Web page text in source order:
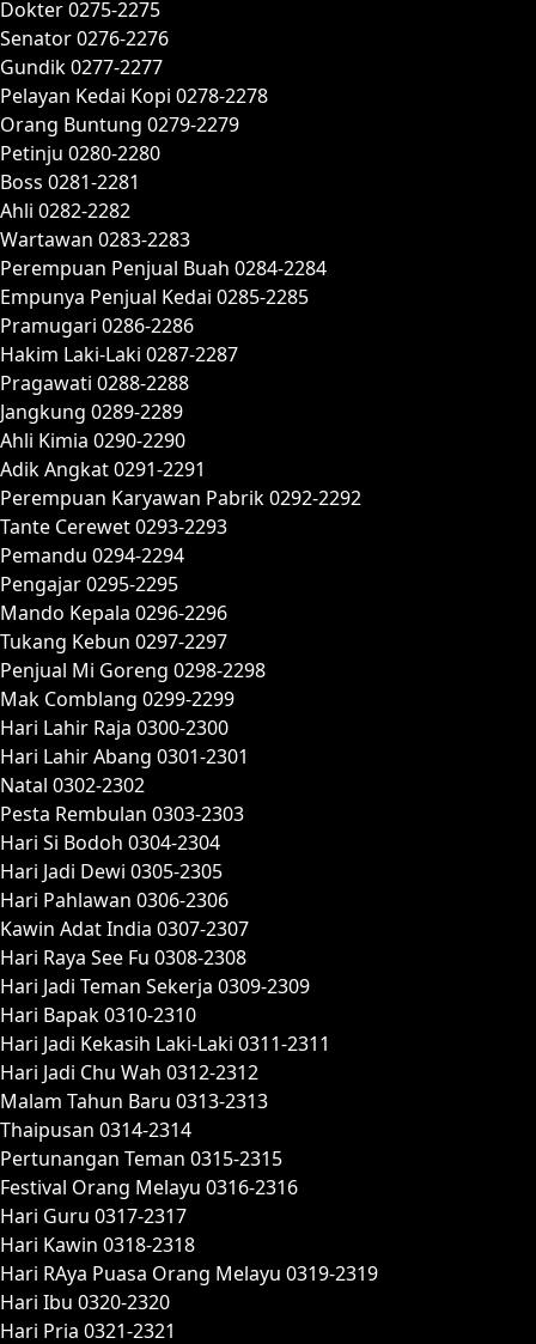
Dokter 0275-2275
Senator 0276-2276
Gundik 0277-2277
Pelayan Kedai Kopi 0278-2278
Orang Buntung 0279-2279
Petinju 0280-2280
Boss 0281-2281
Ahli 0282-2282
Wartawan 0283-2283
Perempuan Penjual Buah 0284-2284
Empunya Penjual Kedai 0285-2285
Pramugari 0286-2286
Hakim Laki-Laki 0287-2287
Pragawati 0288-2288
Jangkung 0289-2289
Ahli Kimia 0290-2290
Adik Angkat 0291-2291
Perempuan Karyawan Pabrik 0292-2292
Tante Cerewet 0293-2293
Pemandu 0294-2294
Pengajar 0295-2295
Mando Kepala 0296-2296
Tukang Kebun 0297-2297
Penjual Mi Goreng 0298-2298
Mak Comblang 0299-2299
Hari Lahir Raja 0300-2300
Hari Lahir Abang 0301-2301
Natal 0302-2302
Pesta Rembulan 0303-2303
Hari Si Bodoh 0304-2304
Hari Jadi Dewi 0305-2305
Hari Pahlawan 0306-2306
Kawin Adat India 0307-2307
Hari Raya See Fu 0308-2308
Hari Jadi Teman Sekerja 0309-2309
Hari Bapak 0310-2310
Hari Jadi Kekasih Laki-Laki 0311-2311
Hari Jadi Chu Wah 0312-2312
Malam Tahun Baru 0313-2313
Thaipusan 0314-2314
Pertunangan Teman 0315-2315
Festival Orang Melayu 0316-2316
Hari Guru 0317-2317
Hari Kawin 0318-2318
Hari RAya Puasa Orang Melayu 0319-2319
Hari Ibu 0320-2320
Hari Pria 0321-2321